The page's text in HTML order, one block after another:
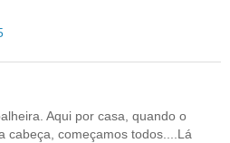
Aqui por casa, quando o
cabeça, começamos todos....Lá